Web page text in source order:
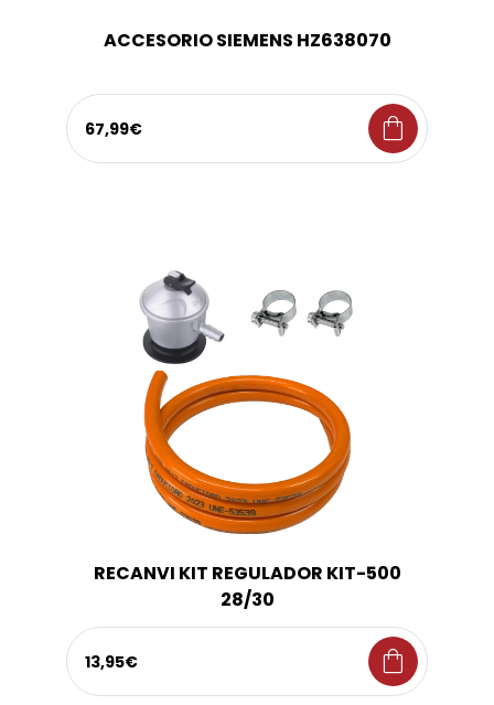
ACCESORIO SIEMENS HZ638070
67,99€ shopping_bag
RECANVI KIT REGULADOR KIT-500
28/30
13,95€ shopping_bag